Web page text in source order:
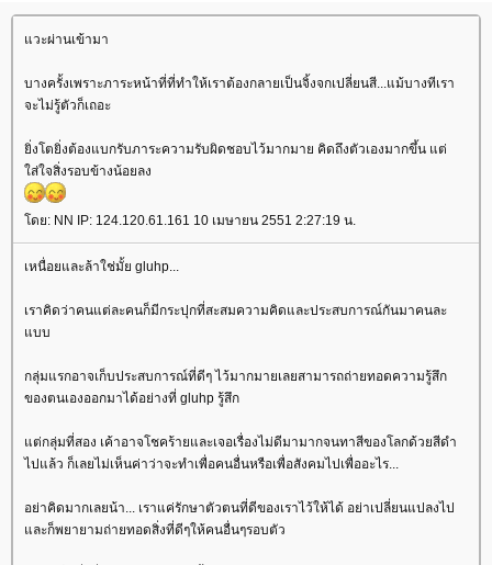
วะผ่านเข้ามา
บางครั้งเพราะภาระหน้าที่ที่ทำให้เราต้องกลายเป็นจิ้งจกเปลี่ยนสี...แม้บางทีเรา
จะไม่รู้ตัวก็เถอะ
ิ่งโตยิ่งต้องแบกรับภาระความรับผิดชอบไว้มากมาย คิดถึงตัวเองมากขึ้น แต่
ส่ใจสิ่งรอบข้างน้อยลง
ดย: NN IP: 124.120.61.161 10 เมษายน 2551 2:27:19 น.
เหนื่อยและล้าใช่มั้ย gluhp...
เราคิดว่าคนแต่ละคนก็มีกระปุกที่สะสมความคิดและประสบการณ์กันมาคนละ
บบ
กลุ่มแรกอาจเก็บประสบการณ์ที่ดีๆ ไว้มากมายเลยสามารถถ่ายทอดความรู้สึก
ของตนเองออกมาได้อย่างที่ gluhp รู้สึก
ต่กลุ่มที่สอง เค้าอาจโชคร้ายและเจอเรื่องไม่ดีมามากจนทาสีของโลกด้วยสีดำ
ไปแล้ว ก็เลยไม่เห็นค่าว่าจะทำเพื่อคนอื่นหรือเพื่อสังคมไปเพื่ออะไร...
อย่าคิดมากเลยน้า... เราแค่รักษาตัวตนที่ดีของเราไว้ให้ได้ อย่าเปลี่ยนแปลงไป
ละก็พยายามถ่ายทอดสิ่งที่ดีๆให้คนอื่นๆรอบตัว